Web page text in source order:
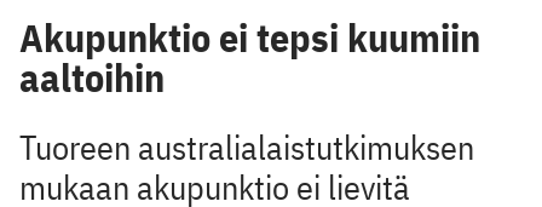
Akupunktio ei tepsi kuumiin
aaltoihin
Tuoreen australialaistutkimuksen
mukaan akupunktio ei lievitä